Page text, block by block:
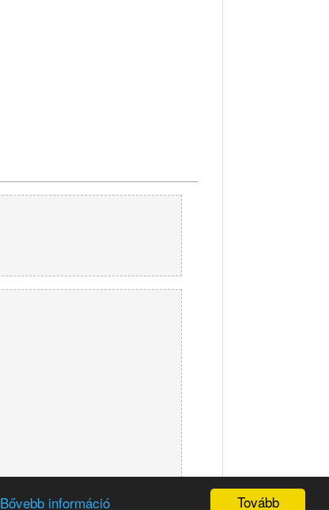
Tovább
Bővebb információ